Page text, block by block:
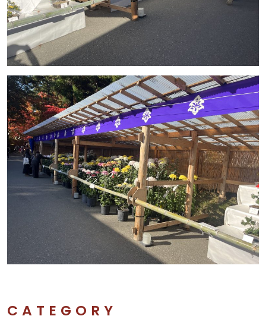
CATEGORY